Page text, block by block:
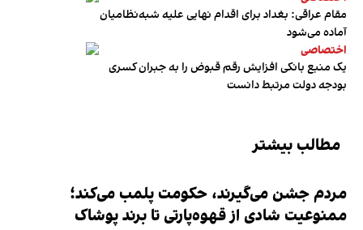
مقام عراقی: بغداد برای اقدام نهایی علیه شبه‌نظامیان
آماده می‌شود
اختصاصی
یک منبع بانکی افزایش رقم قبوض را به جبران کسری
بودجه دولت مرتبط دانست
مطالب بیشتر
مردم جشن می‌گیرند، حکومت پلمب می‌کند؛
ممنوعیت شادی از قهوه‌پارتی تا برند پوشاک